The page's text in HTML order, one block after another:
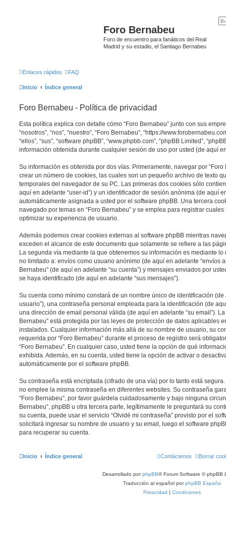
Foro Bernabeu
Foro de encuentro para fanáticos del Real
Madrid y su estadio, el Santiago Bernabeu
Enlaces rápidos FAQ
Inicio Índice general
Foro Bernabeu - Política de privacidad
Esta política explica con detalle cómo “Foro Bernabeu” junto con sus
“nosotros”, “nos”, “nuestro”, “Foro Bernabeu”, “https://
“ellos”, “sus”, “software phpBB”, “www.phpbb.com”, “phpBB Limited”,
información obtenida durante cualquier sesión de uso por usted (de aquí
Su información es obtenida por dos vías. Primeramente, navegar por
crear un número de cookies, las cuales son un pequeño archivo de texto
temporales del navegador de su PC. Las primeras dos cookies sólo
aquí en adelante “user-id”) y un identificador de sesión anónima (de aquí
automáticamente asignada a usted por el software phpBB. Una tercera
navegado por temas en “Foro Bernabeu” y se emplea para registrar
optimizar su experiencia de usuario.
Además podemos crear cookies externas al software phpBB mientras
exceden el alcance de este documento que solamente se refiere a las
La segunda vía mediante la que obtenemos su información es mediante lo
no limitado a: envíos como usuario anónimo (de aquí en adelante “envíos
Bernabeu” (de aquí en adelante “su cuenta”) y mensajes enviados por
se haya identificado (de aquí en adelante “sus mensajes”).
Su cuenta como mínimo constará de un nombre único de identificación
usuario”), una contraseña personal empleada para la identificación (de
una dirección de email personal válida (de aquí en adelante “su email”).
Bernabeu” está protegida por las leyes de protección de datos aplicables
instalados. Cualquier información más allá de su nombre de usuario, su
requerida por “Foro Bernabeu” durante el proceso de registro será
“Foro Bernabeu”. En cualquier caso, usted tiene la opción de qué
exhibida. Además, en su cuenta, usted tiene la opción de activar o
automáticamente por el software phpBB.
Su contraseña está encriptada (cifrado de una vía) por lo tanto está
no emplee la misma contraseña en diferentes websites. Su contraseña
“Foro Bernabeu”, por favor guárdela cuidadosamente y bajo ninguna
Bernabeu”, phpBB u otra tercera parte, legítimamente le preguntará su
su cuenta, puede usar el servicio “Olvidé mi contraseña” provisto por el
solicitará ingresar su nombre de usuario y su email, luego el software
para recuperar su cuenta.
Inicio Índice general Borrar
Contáctenos
Desarrollado porphpBB® Forum Software © phpBB
Traducción al español porphpBB España
Privacidad | Condiciones